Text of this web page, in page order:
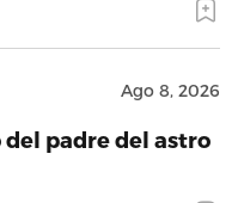
Ago 8, 2026
padre del astro